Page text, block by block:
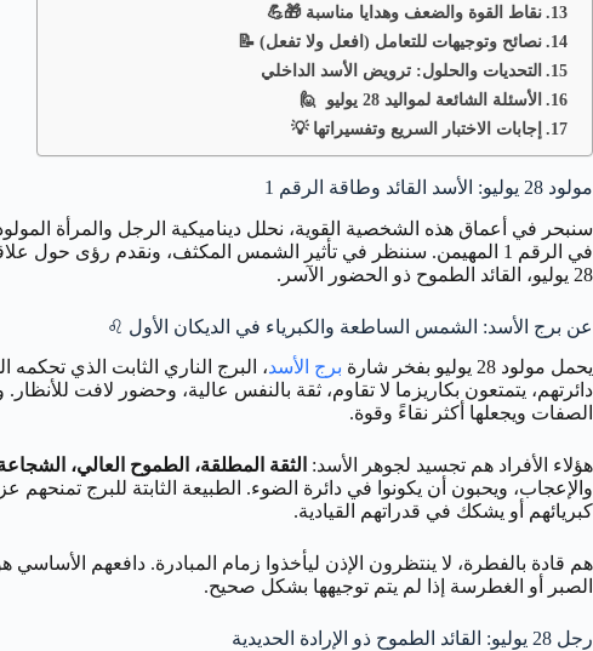
نقاط القوة والضعف وهدايا مناسبة 🎁💪
نصائح وتوجيهات للتعامل (افعل ولا تفعل) 📝
التحديات والحلول: ترويض الأسد الداخلي
الأسئلة الشائعة لمواليد 28 يوليو 🙋
إجابات الاختبار السريع وتفسيراتها 💡
مولود 28 يوليو: الأسد القائد وطاقة الرقم 1
في الرقم 1 المهيمن. سننظر في تأثير الشمس المكثف، ونقدم
28 يوليو، القائد الطموح ذو الحضور الآسر.
عن برج الأسد: الشمس الساطعة والكبرياء في الديكان الأول ♌
يحمل مولود 28 يوليو بفخر شارة
برج الأسد، البرج الناري الثابت الذي
دائرتهم، يتمتعون بكاريزما لا تقاوم، ثقة بالنفس عالية، وحضور لافت
الصفات ويجعلها أكثر نقاءً وقوة.
هؤلاء الأفراد هم تجسيد لجوهر الأسد: الثقة المطلقة، الطموح العالي،
والإعجاب، ويحبون أن يكونوا في دائرة الضوء. الطبيعة الثابتة للبرج
كبريائهم أو يشكك في قدراتهم القيادية.
هم قادة بالفطرة، لا ينتظرون الإذن ليأخذوا زمام المبادرة. دافعهم
الصبر أو الغطرسة إذا لم يتم توجيهها بشكل صحيح.
رجل 28 يوليو: القائد الطموح ذو الإرادة الحديدية